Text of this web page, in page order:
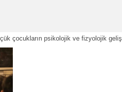
çocukların psikolojik ve fizyolojik